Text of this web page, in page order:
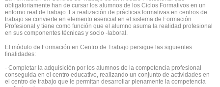
obligatoriamente han de cursar los alumnos de los Ciclos Formativos en un
entorno real de trabajo. La realización de prácticas formativas en centros de
trabajo se convierte en elemento esencial en el sistema de Formación
Profesional y tiene como función que el alumno asuma la realidad profesional
en sus componentes técnicas y socio -laboral.
El módulo de Formación en Centro de Trabajo persigue las siguientes
finalidades:
- Completar la adquisición por los alumnos de la competencia profesional
conseguida en el centro educativo, realizando un conjunto de actividades en
el centro de trabajo que le permitan desarrollar plenamente la competencia